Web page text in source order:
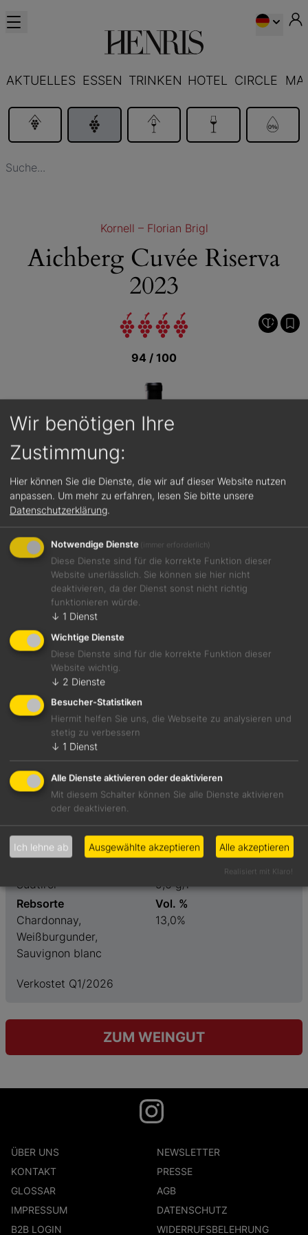
AKTUELLES ESSEN TRINKEN HOTEL CIRCLE
Kornell – Florian Brigl
Aichberg Cuvée Riserva
2023
94 / 100
Jetzt teilen
Sommerapfel, Duftreis, heller Nuss-Mix, sommerliches
Getreidefeld. Am Gaumen mit milder Exotik bei
auskleidender Würze. Griffig.
Foodpairing-Empfehlung
Gebratenes Aalfilet mit Lorbeer und Bouillonkartoffeln
Weinart
Weißwein
Preis
Geschmack
trocken
Restzucker
1,2 g/l
Südtirol
5,6 g/l
Rebsorte
Chardonnay,
Weißburgunder,
Sauvignon blanc
Vol. %
13,0%
Verkostet Q1/2026
ZUM WEINGUT
ÜBER UNS
NEWSLETTER
KONTAKT
PRESSE
GLOSSAR
AGB
IMPRESSUM
DATENSCHUTZ
B2B LOGIN
WIDERRUFSBELEHRUNG
Wir benötigen Ihre
Zustimmung:
Hier können Sie die Dienste, die wir auf dieser Website nutzen
anpassen. Um mehr zu erfahren, lesen Sie bitte unsere
Datenschutzerklärung
Notwendige Dienste (immer erforderlich)
Diese Dienste sind für die korrekte Funktion dieser
Website unerlässlich. Sie können sie hier nicht
deaktivieren, da der Dienst sonst nicht richtig
funktionieren würde.
↓ 1 Dienst
Wichtige Dienste
Diese Dienste sind für die korrekte Funktion dieser
Website wichtig.
↓ 2 Dienste
Besucher-Statistiken
Hiermit helfen Sie uns, die Webseite zu analysieren und
stetig zu verbessern
↓ 1 Dienst
Alle Dienste aktivieren oder deaktivieren
Mit diesem Schalter können Sie alle Dienste aktivieren
oder deaktivieren.
Ich lehne ab Ausgewählte akzeptieren Alle akzeptieren
Realisiert mit Klaro!